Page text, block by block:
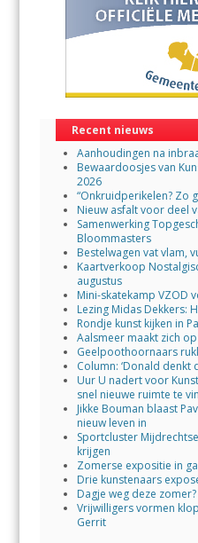
Recent nieuws
Aanhoudingen na
Bewaardoosjes van
2026
“Onkruidperikelen? Zo
Nieuw asfalt voor deel
Samenwerking
Bloommasters
Bestelwagen vat vlam,
Kaartverkoop
augustus
Mini-skatekamp VZOD
Lezing Midas Dekkers:
Rondje kunst kijken in
Aalsmeer maakt zich
Geelpoothoornaars
Column: ‘Donald denkt
Uur U nadert voor
snel nieuwe ruimte te
Jikke Bouman blaast
nieuw leven in
Sportcluster
krijgen
Zomerse expositie in
Drie kunstenaars
Dagje weg deze
Vrijwilligers vormen
Gerrit